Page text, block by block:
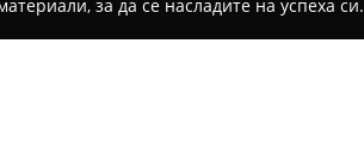
за да се насладите на успеха си.